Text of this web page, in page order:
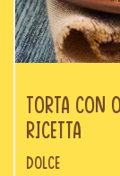
Torta con
ricetta
Dolce